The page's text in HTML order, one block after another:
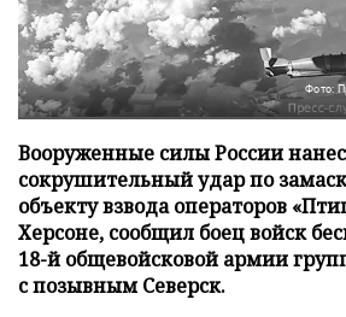
Фото:
Вооруженные силы России
сокрушительный удар по
объекту взвода операторов
Херсоне, сообщил боец войск
18-й общевойсковой армии
с позывным Северск.